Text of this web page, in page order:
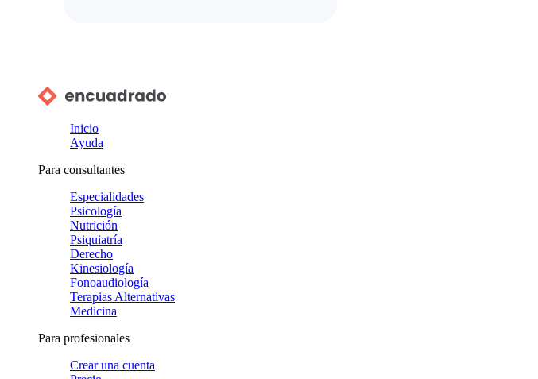
Inicio
Ayuda
Para consultantes
Especialidades
Psicología
Nutrición
Psiquiatría
Derecho
Kinesiología
Fonoaudiología
Terapias Alternativas
Medicina
Para profesionales
Crear una cuenta